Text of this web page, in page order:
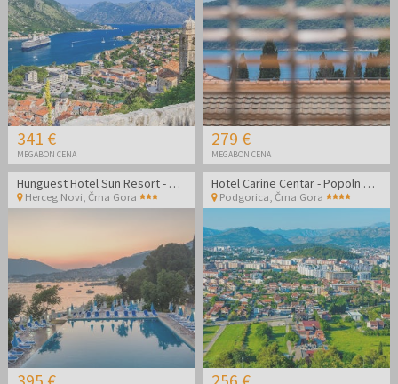
341 €
MEGABON CENA
279 €
MEGABON CENA
Hunguest Hotel Sun Resort - Oddih v Črni gori
Herceg Novi, Črna Gora
Hotel Carine Centar - Popoln oddih v središču Podgorice
Podgorica,Črna Gora